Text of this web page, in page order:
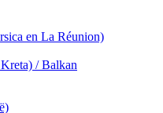
en La Réunion)
/ Balkan